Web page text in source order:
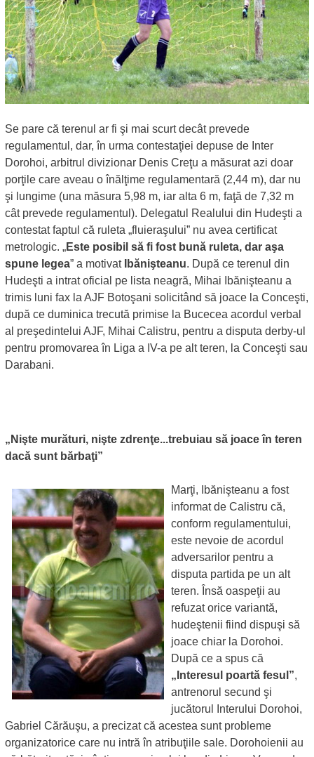
Se pare că terenul ar fi şi mai scurt decât prevede
regulamentul, dar, în urma contestaţiei depuse de Inter
Dorohoi, arbitrul divizionar Denis Creţu a măsurat azi doar
porţile care aveau o înălţime regulamentară (2,44 m), dar nu
şi lungime (una măsura 5,98 m, iar alta 6 m, faţă de 7,32 m
cât prevede regulamentul). Delegatul Realului din Hudeşti a
contestat faptul că ruleta „fluieraşului” nu avea certificat
metrologic. „Este posibil să fi fost bună ruleta, dar aşa
spune legea” a motivat Ibănişteanu. După ce terenul din
Hudeşti a intrat oficial pe lista neagră, Mihai Ibănişteanu a
trimis luni fax la AJF Botoşani solicitând să joace la Conceşti,
după ce duminica trecută primise la Bucecea acordul verbal
al preşedintelui AJF, Mihai Calistru, pentru a disputa derby-ul
pentru promovarea în Liga a IV-a pe alt teren, la Conceşti sau
Darabani.
„Nişte murături, nişte zdrenţe...trebuiau să joace în teren
dacă sunt bărbaţi”
Marţi, Ibănişteanu a fost
informat de Calistru că,
conform regulamentului,
este nevoie de acordul
adversarilor pentru a
disputa partida pe un alt
teren. Însă oaspeţii au
refuzat orice variantă,
hudeştenii fiind dispuşi să
joace chiar la Dorohoi.
După ce a spus că
„Interesul poartă fesul”,
antrenorul secund şi
jucătorul Interului Dorohoi,
Gabriel Cărăuşu, a precizat că acestea sunt probleme
organizatorice care nu intră în atribuţiile sale. Dorohoienii au